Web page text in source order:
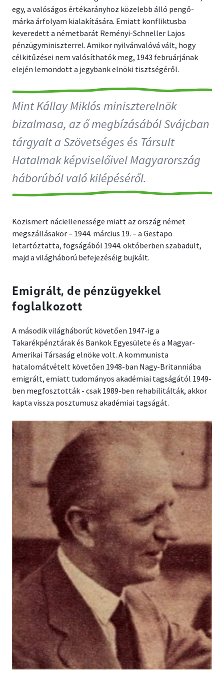
egy, a valóságos értékarányhoz közelebb álló pengő-
márka árfolyam kialakítására. Emiatt konfliktusba
keveredett a németbarát Reményi-Schneller Lajos
pénzügyminiszterrel. Amikor nyilvánvalóvá vált, hogy
célkitűzései nem valósíthatók meg, 1943 februárjának
elején lemondott a jegybank elnöki tisztségéről.
Mint Kállay Miklós miniszterelnök
bizalmasa, az ő megbízásából Svájcban
tárgyalt a Szövetséges és Társult
Hatalmak képviselőivel Magyarország
háborúból való kilépéséről.
Közismert náciellenessége miatt az ország német
megszállásakor – 1944. március 19. – a Gestapo
letartóztatta, fogságából 1944. októberben szabadult,
majd a világháború befejezéséig bujkált.
Emigrált, de pénzügyekkel
foglalkozott
A második világháborút követően 1947-ig a
Takarékpénztárak és Bankok Egyesülete és a Magyar-
Amerikai Társaság elnöke volt. A kommunista
hatalomátvételt követően 1948-ban Nagy-Britanniába
emigrált, emiatt tudományos akadémiai tagságától 1949-
ben megfosztották - csak 1989-ben rehabilitálták, akkor
kapta vissza posztumusz akadémiai tagságát.